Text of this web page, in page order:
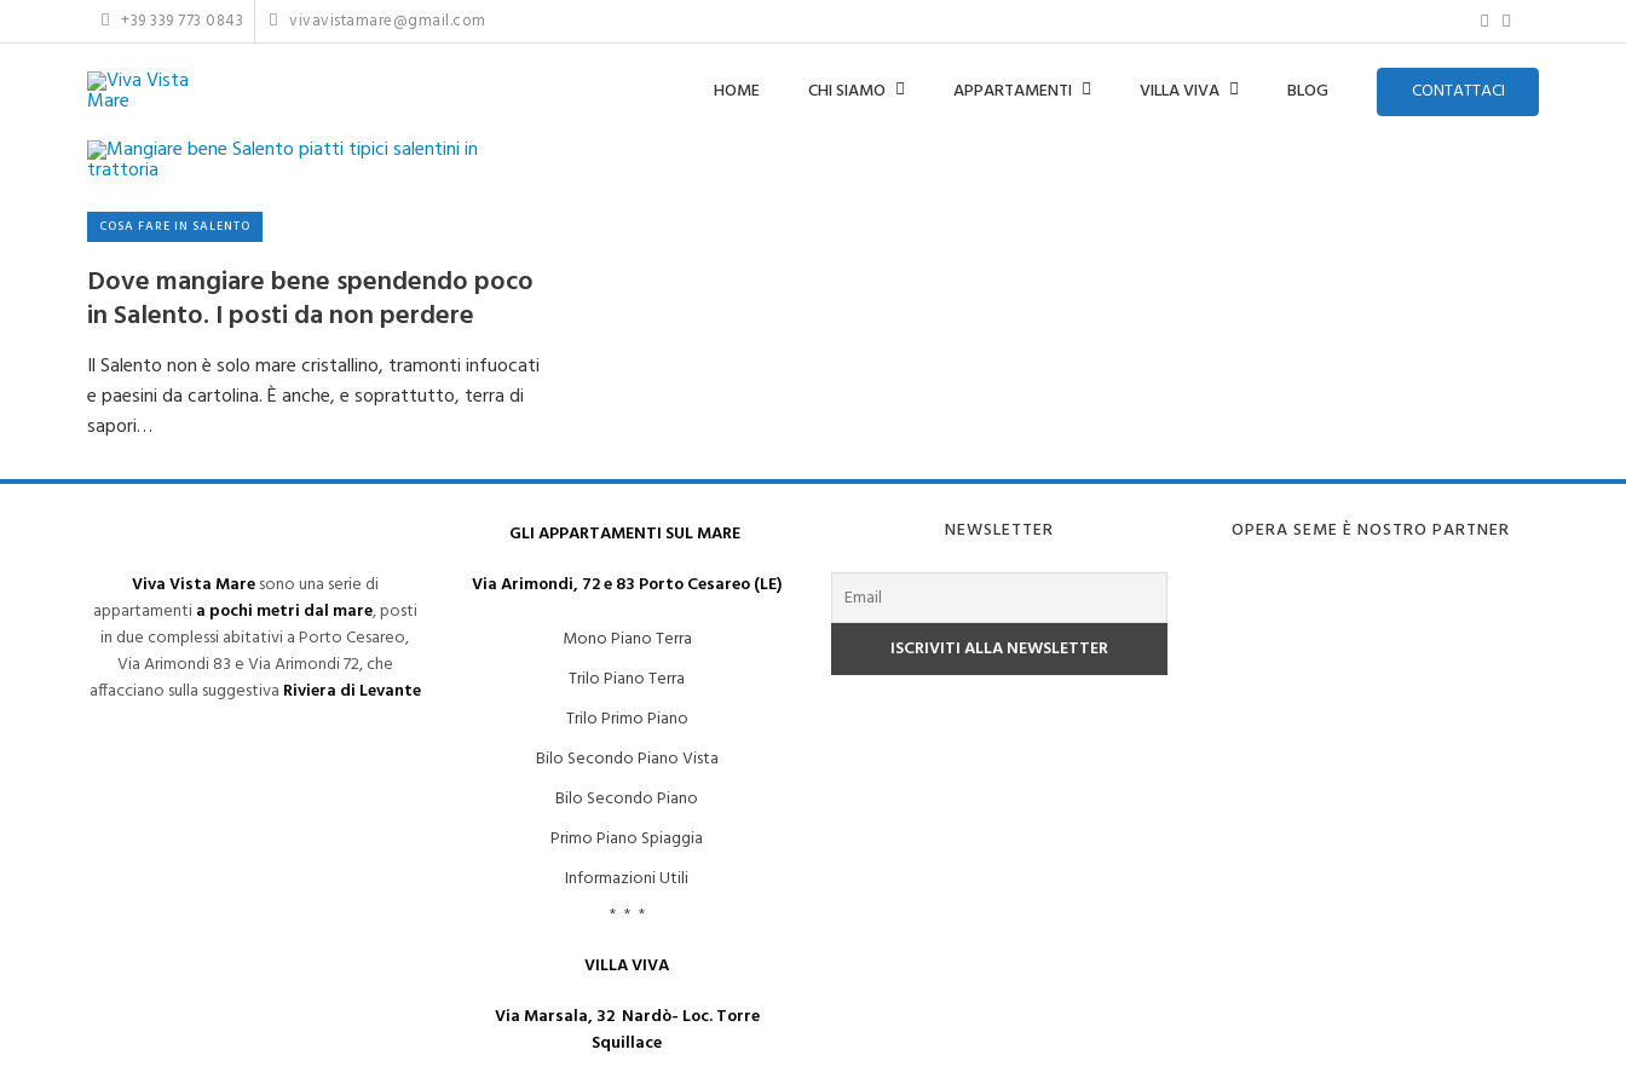
content
+39 339 773 0843 vivavistamare@gmail.com
HOME CHI SIAMO APPARTAMENTI VILLA VIVA BLOG CONTATTACI
COSA FARE IN SALENTO
Dove mangiare bene spendendo poco
in Salento. I posti da non perdere
Il Salento non è solo mare cristallino, tramonti infuocati
e paesini da cartolina. È anche, e soprattutto, terra di
sapori…
Viva Vista Maresono una serie di
appartamentia pochi metri dal mare, posti
in due complessi abitativi a Porto Cesareo,
Via Arimondi 83 e Via Arimondi 72, che
affacciano sulla suggestiva Riviera di Levante
GLI APPARTAMENTI SUL MARE
Via Arimondi, 72 e 83 Porto Cesareo (LE)
Mono Piano Terra
Trilo Piano Terra
Trilo Primo Piano
Bilo Secondo Piano Vista
Bilo Secondo Piano
Primo Piano Spiaggia
Informazioni Utili
* * *
VILLA VIVA
Via Marsala, 32 Nardò- Loc. Torre
Squillace
NEWSLETTER OPERA SEME È NOSTRO PARTNER